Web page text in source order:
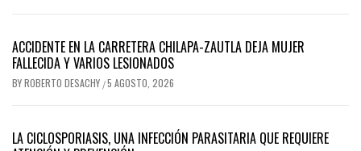
ACCIDENTE EN LA CARRETERA CHILAPA-ZAUTLA DEJA MUJER
FALLECIDA Y VARIOS LESIONADOS
BYROBERTO DESACHY /5 AGOSTO, 2026
LA CICLOSPORIASIS, UNA INFECCIÓN PARASITARIA QUE REQUIERE